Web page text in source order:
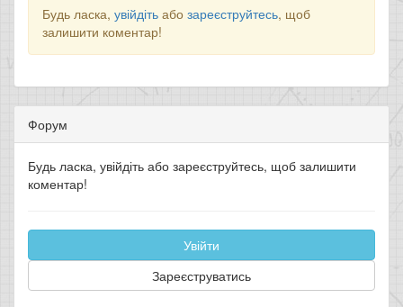
Будь ласка, увійдіть або зареєструйтесь, щоб
залишити коментар!
Форум
Будь ласка, увійдіть або зареєструйтесь, щоб залишити
коментар!
Увійти
Зареєструватись